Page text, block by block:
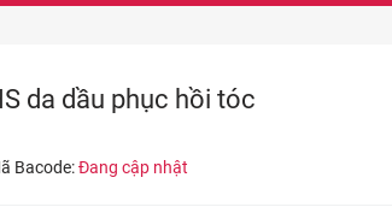
da dầu phục hồi tóc
Bacode:Đang cập nhật